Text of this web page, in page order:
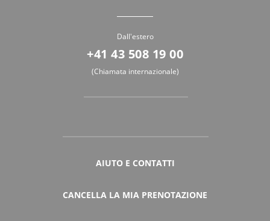
Dall'estero
+41 43 508 19 00
(Chiamata internazionale)
AIUTO E CONTATTI
CANCELLA LA MIA PRENOTAZIONE